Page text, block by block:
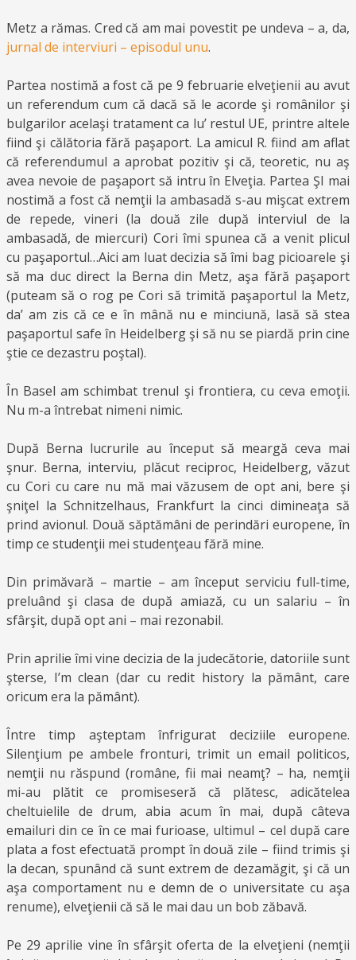
Metz a rămas. Cred că am mai povestit pe undeva – a, da,
jurnal de interviuri – episodul unu.
Partea nostimă a fost că pe 9 februarie elveţienii au avut
un referendum cum că dacă să le acorde şi românilor şi
bulgarilor acelaşi tratament ca lu’ restul UE, printre altele
fiind şi călătoria fără paşaport. La amicul R. fiind am aflat
că referendumul a aprobat pozitiv şi că, teoretic, nu aş
avea nevoie de paşaport să intru în Elveţia. Partea ŞI mai
nostimă a fost că nemţii la ambasadă s-au mişcat extrem
de repede, vineri (la două zile după interviul de la
ambasadă, de miercuri) Cori îmi spunea că a venit plicul
cu paşaportul…Aici am luat decizia să îmi bag picioarele şi
să ma duc direct la Berna din Metz, aşa fără paşaport
(puteam să o rog pe Cori să trimită paşaportul la Metz,
da’ am zis că ce e în mână nu e minciună, lasă să stea
paşaportul safe în Heidelberg şi să nu se piardă prin cine
ştie ce dezastru poştal).
În Basel am schimbat trenul şi frontiera, cu ceva emoţii.
Nu m-a întrebat nimeni nimic.
După Berna lucrurile au început să meargă ceva mai
şnur. Berna, interviu, plăcut reciproc, Heidelberg, văzut
cu Cori cu care nu mă mai văzusem de opt ani, bere şi
şniţel la Schnitzelhaus, Frankfurt la cinci dimineaţa să
prind avionul. Două săptămâni de perindări europene, în
timp ce studenţii mei studenţeau fără mine.
Din primăvară – martie – am început serviciu full-time,
preluând şi clasa de după amiază, cu un salariu – în
sfârşit, după opt ani – mai rezonabil.
Prin aprilie îmi vine decizia de la judecătorie, datoriile sunt
şterse, I’m clean (dar cu redit history la pământ, care
oricum era la pământ).
Între timp aşteptam înfrigurat deciziile europene.
Silenţium pe ambele fronturi, trimit un email politicos,
nemţii nu răspund (române, fii mai neamţ? – ha, nemţii
mi-au plătit ce promiseseră că plătesc, adicătelea
cheltuielile de drum, abia acum în mai, după câteva
emailuri din ce în ce mai furioase, ultimul – cel după care
plata a fost efectuată prompt în două zile – fiind trimis şi
la decan, spunând că sunt extrem de dezamăgit, şi că un
aşa comportament nu e demn de o universitate cu aşa
renume), elveţienii că să le mai dau un bob zăbavă.
Pe 29 aprilie vine în sfârşit oferta de la elveţieni (nemţii